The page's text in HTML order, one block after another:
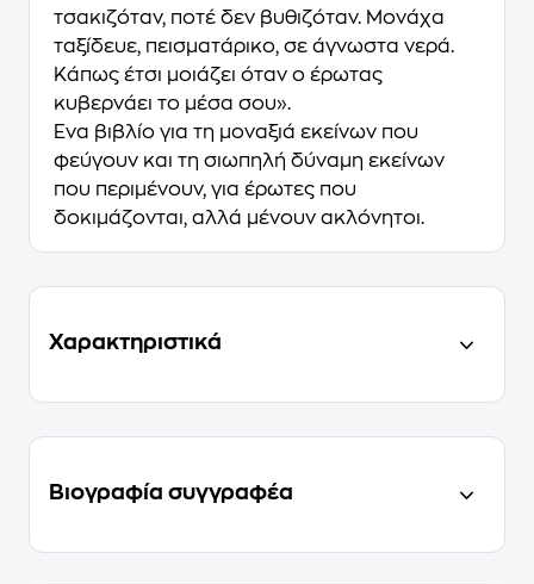
τσακιζόταν, ποτέ δεν βυθιζόταν. Μονάχα
ταξίδευε, πεισματάρικο, σε άγνωστα νερά.
Κάπως έτσι μοιάζει όταν ο έρωτας
κυβερνάει το μέσα σου».
Ένα βιβλίο για τη μοναξιά εκείνων που
φεύγουν και τη σιωπηλή δύναμη εκείνων
που περιμένουν, για έρωτες που
δοκιμάζονται, αλλά μένουν ακλόνητοι.
Χαρακτηριστικά
Βιογραφία συγγραφέα